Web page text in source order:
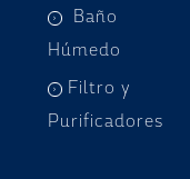
Baño
Húmedo
Filtro y
Purificadores